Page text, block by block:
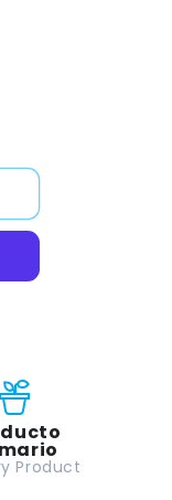
Product